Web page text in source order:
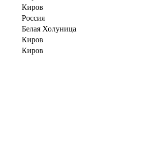
Киров
Россия
Белая Холуница
Киров
Киров